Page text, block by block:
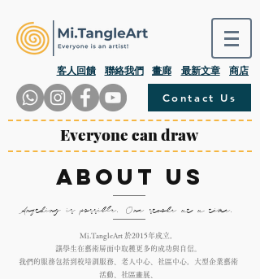
​客人回饋 畫廊
聯絡我們 最新文章 商店
Contact Us
Everyone can draw
About Us
Anything is possible. One stroke at a time.
Mi.TangleArt 於2015年成立，
讓學生在藝術層面中取穫更多的成功與自信。
我們的服務包括到校培訓服務、老人中心、社區中心，大型企業藝術
活動、社區畫展、